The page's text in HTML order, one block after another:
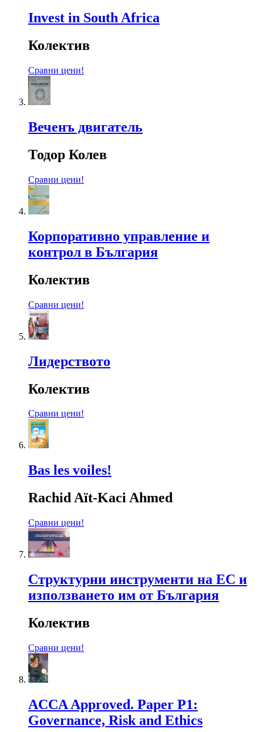
Invest in South Africa
Колектив
Сравни цени!
Веченъ двигатель
Тодор Колев
Сравни цени!
Корпоративно управление и
контрол в България
Колектив
Сравни цени!
Лидерството
Колектив
Сравни цени!
Bas les voiles!
Rachid Aït-Kaci Ahmed
Сравни цени!
Структурни инструменти на ЕС и
използването им от България
Колектив
Сравни цени!
ACCA Approved. Paper P1:
Governance, Risk and Ethics